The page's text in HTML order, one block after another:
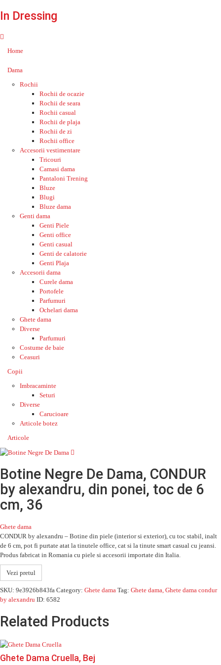
In Dressing
Home
Dama
Rochii
Rochii de ocazie
Rochii de seara
Rochii casual
Rochii de plaja
Rochii de zi
Rochii office
Accesorii vestimentare
Tricouri
Camasi dama
Pantaloni Trening
Bluze
Blugi
Bluze dama
Genti dama
Genti Piele
Genti office
Genti casual
Genti de calatorie
Genti Plaja
Accesorii dama
Curele dama
Portofele
Parfumuri
Ochelari dama
Ghete dama
Diverse
Parfumuri
Costume de baie
Ceasuri
Copii
Imbracaminte
Seturi
Diverse
Carucioare
Articole botez
Articole
Botine Negre De Dama, CONDUR
by alexandru, din ponei, toc de 6
cm, 36
Ghete dama
CONDUR by alexandru – Botine din piele (interior si exterior), cu toc stabil, inalt
de 6 cm, pot fi purtate atat la tinutele office, cat si la tinute smart casual cu jeansi.
Produs fabricat in Romania cu piele si accesorii importate din Italia.
Vezi pretul
SKU: 9e3926b843fa Category: Ghete dama Tag: Ghete dama, Ghete dama condur
by alexandru ID: 6582
Related Products
Ghete Dama Cruella, Bej